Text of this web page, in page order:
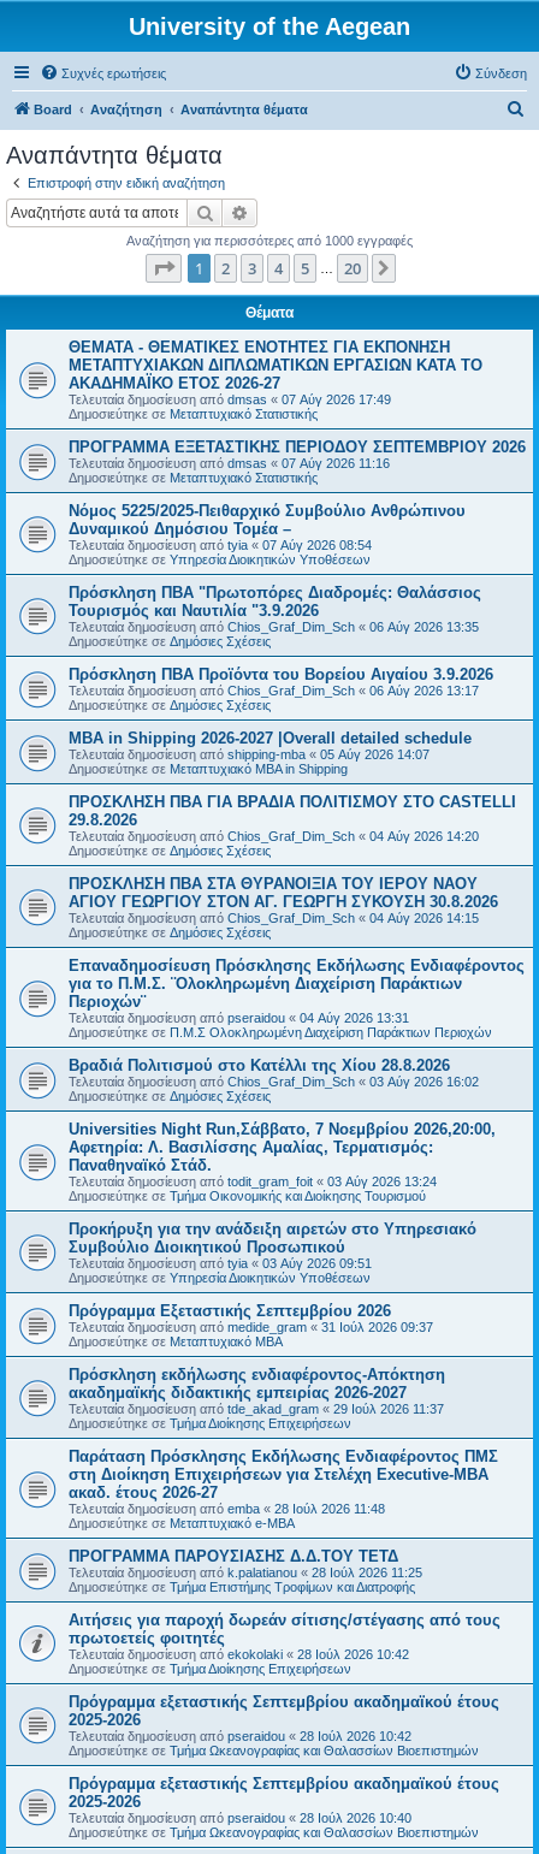
University of the Aegean
Συχνές ερωτήσεις Σύνδεση
Board Αναζήτηση Αναπάντητα θέματα
Αναπάντητα θέματα
Επιστροφή στην ειδική αναζήτηση
Αναζήτηση
Αναζήτηση για περισσότερες από 1000 εγγραφές
Σελίδα από20
1 2 3 4 5 20
Θέματα
ΘΕΜΑΤΑ - ΘΕΜΑΤΙΚΕΣ ΕΝΟΤΗΤΕΣ ΓΙΑ ΕΚΠΟΝΗΣΗ
ΜΕΤΑΠΤΥΧΙΑΚΩΝ ΔΙΠΛΩΜΑΤΙΚΩΝ ΕΡΓΑΣΙΩΝ ΚΑΤΑ ΤΟ
ΑΚΑΔΗΜΑΪΚΟ ΕΤΟΣ 2026-27
Τελευταία δημοσίευση από dmsas « 07 Αύγ 2026 17:49
Δημοσιεύτηκε σε Μεταπτυχιακό Στατιστικής
ΠΡΟΓΡΑΜΜΑ ΕΞΕΤΑΣΤΙΚΗΣ ΠΕΡΙΟΔΟΥ ΣΕΠΤΕΜΒΡΙΟΥ 2026
Τελευταία δημοσίευση από dmsas « 07 Αύγ 2026 11:16
Δημοσιεύτηκε σε Μεταπτυχιακό Στατιστικής
Νόμος 5225/2025-Πειθαρχικό Συμβούλιο Ανθρώπινου
Δυναμικού Δημόσιου Τομέα –
Τελευταία δημοσίευση από tyia « 07 Αύγ 2026 08:54
Δημοσιεύτηκε σε Υπηρεσία Διοικητικών Υποθέσεων
Πρόσκληση ΠΒΑ "Πρωτοπόρες Διαδρομές: Θαλάσσιος
Τουρισμός και Ναυτιλία "3.9.2026
Τελευταία δημοσίευση από Chios_Graf_Dim_Sch « 06 Αύγ 2026 13:35
Δημοσιεύτηκε σε Δημόσιες Σχέσεις
Πρόσκληση ΠΒΑ Προϊόντα του Βορείου Αιγαίου 3.9.2026
Τελευταία δημοσίευση από Chios_Graf_Dim_Sch « 06 Αύγ 2026 13:17
Δημοσιεύτηκε σε Δημόσιες Σχέσεις
MBA in Shipping 2026-2027 |Overall detailed schedule
Τελευταία δημοσίευση από shipping-mba « 05 Αύγ 2026 14:07
Δημοσιεύτηκε σε Μεταπτυχιακό MBA in Shipping
ΠΡΟΣΚΛΗΣΗ ΠΒΑ ΓΙΑ ΒΡΑΔΙΑ ΠΟΛΙΤΙΣΜΟΥ ΣΤΟ CASTELLI
29.8.2026
Τελευταία δημοσίευση από Chios_Graf_Dim_Sch « 04 Αύγ 2026 14:20
Δημοσιεύτηκε σε Δημόσιες Σχέσεις
ΠΡΟΣΚΛΗΣΗ ΠΒΑ ΣΤΑ ΘΥΡΑΝΟΙΞΙΑ ΤΟΥ ΙΕΡΟΥ ΝΑΟΥ
ΑΓΙΟΥ ΓΕΩΡΓΙΟΥ ΣΤΟΝ ΑΓ. ΓΕΩΡΓΗ ΣΥΚΟΥΣΗ 30.8.2026
Τελευταία δημοσίευση από Chios_Graf_Dim_Sch « 04 Αύγ 2026 14:15
Δημοσιεύτηκε σε Δημόσιες Σχέσεις
Επαναδημοσίευση Πρόσκλησης Εκδήλωσης Ενδιαφέροντος
για το Π.Μ.Σ. ¨Ολοκληρωμένη Διαχείριση Παράκτιων
Περιοχών¨
Τελευταία δημοσίευση από pseraidou « 04 Αύγ 2026 13:31
Δημοσιεύτηκε σε Π.Μ.Σ Ολοκληρωμένη Διαχείριση Παράκτιων Περιοχών
Βραδιά Πολιτισμού στο Κατέλλι της Χίου 28.8.2026
Τελευταία δημοσίευση από Chios_Graf_Dim_Sch « 03 Αύγ 2026 16:02
Δημοσιεύτηκε σε Δημόσιες Σχέσεις
Universities Night Run,Σάββατο, 7 Νοεμβρίου 2026,20:00,
Αφετηρία: Λ. Βασιλίσσης Αμαλίας, Τερματισμός:
Παναθηναϊκό Στάδ.
Τελευταία δημοσίευση από todit_gram_foit « 03 Αύγ 2026 13:24
Δημοσιεύτηκε σε Τμήμα Οικονομικής και Διοίκησης Τουρισμού
Προκήρυξη για την ανάδειξη αιρετών στο Υπηρεσιακό
Συμβούλιο Διοικητικού Προσωπικού
Τελευταία δημοσίευση από tyia « 03 Αύγ 2026 09:51
Δημοσιεύτηκε σε Υπηρεσία Διοικητικών Υποθέσεων
Πρόγραμμα Εξεταστικής Σεπτεμβρίου 2026
Τελευταία δημοσίευση από medide_gram « 31 Ιούλ 2026 09:37
Δημοσιεύτηκε σε Μεταπτυχιακό MBA
Πρόσκληση εκδήλωσης ενδιαφέροντος-Απόκτηση
ακαδημαϊκής διδακτικής εμπειρίας 2026-2027
Τελευταία δημοσίευση από tde_akad_gram « 29 Ιούλ 2026 11:37
Δημοσιεύτηκε σε Τμήμα Διοίκησης Επιχειρήσεων
Παράταση Πρόσκλησης Εκδήλωσης Ενδιαφέροντος ΠΜΣ
στη Διοίκηση Επιχειρήσεων για Στελέχη Executive-MBΑ
ακαδ. έτους 2026-27
Τελευταία δημοσίευση από emba « 28 Ιούλ 2026 11:48
Δημοσιεύτηκε σε Μεταπτυχιακό e-MBA
ΠΡΟΓΡΑΜΜΑ ΠΑΡΟΥΣΙΑΣΗΣ Δ.Δ.ΤΟΥ ΤΕΤΔ
Τελευταία δημοσίευση από k.palatianou « 28 Ιούλ 2026 11:25
Δημοσιεύτηκε σε Τμήμα Επιστήμης Τροφίμων και Διατροφής
Αιτήσεις για παροχή δωρεάν σίτισης/στέγασης από τους
πρωτοετείς φοιτητές
Τελευταία δημοσίευση από ekokolaki « 28 Ιούλ 2026 10:42
Δημοσιεύτηκε σε Τμήμα Διοίκησης Επιχειρήσεων
Πρόγραμμα εξεταστικής Σεπτεμβρίου ακαδημαϊκού έτους
2025-2026
Τελευταία δημοσίευση από pseraidou « 28 Ιούλ 2026 10:42
Δημοσιεύτηκε σε Τμήμα Ωκεανογραφίας και Θαλασσίων Βιοεπιστημών
Πρόγραμμα εξεταστικής Σεπτεμβρίου ακαδημαϊκού έτους
2025-2026
Τελευταία δημοσίευση από pseraidou « 28 Ιούλ 2026 10:40
Δημοσιεύτηκε σε Τμήμα Ωκεανογραφίας και Θαλασσίων Βιοεπιστημών